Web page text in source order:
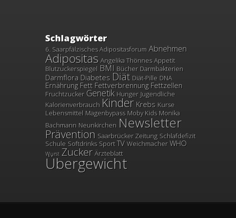
Schlagwörter
6. Saarpfälzisches Adipositasforum Abnehmen
Adipositas Angelika Thönnes Appetit
Blutzuckerspiegel BMI Bücher Darmbakterien
Darmflora Diabetes Diät Diät-Pille DNA
Ernährung Fett Fettverbrennung Fettzellen
Fruchtzucker Genetik Hunger Jugendliche
Kalorienverbrauch Kinder Krebs Kurse
Lebensmittel Magenbypass Moby Kids Monika
Bachmann Neunkirchen Newsletter
Prävention Saarbrücker Zeitung Schlafdefizit
Schule Softdrinks Sport TV Weichmacher WHO
Wurst Zucker Ärzteblatt
Übergewicht